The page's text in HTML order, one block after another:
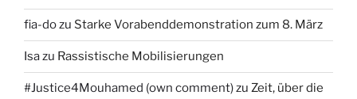
fia-dozu Starke Vorabenddemonstration zum 8. März
Isazu Rassistische Mobilisierungen
#Justice4Mouhamed (own comment)zu Zeit, über die